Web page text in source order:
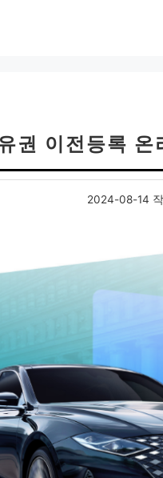
권 이전등록
2024-08-14